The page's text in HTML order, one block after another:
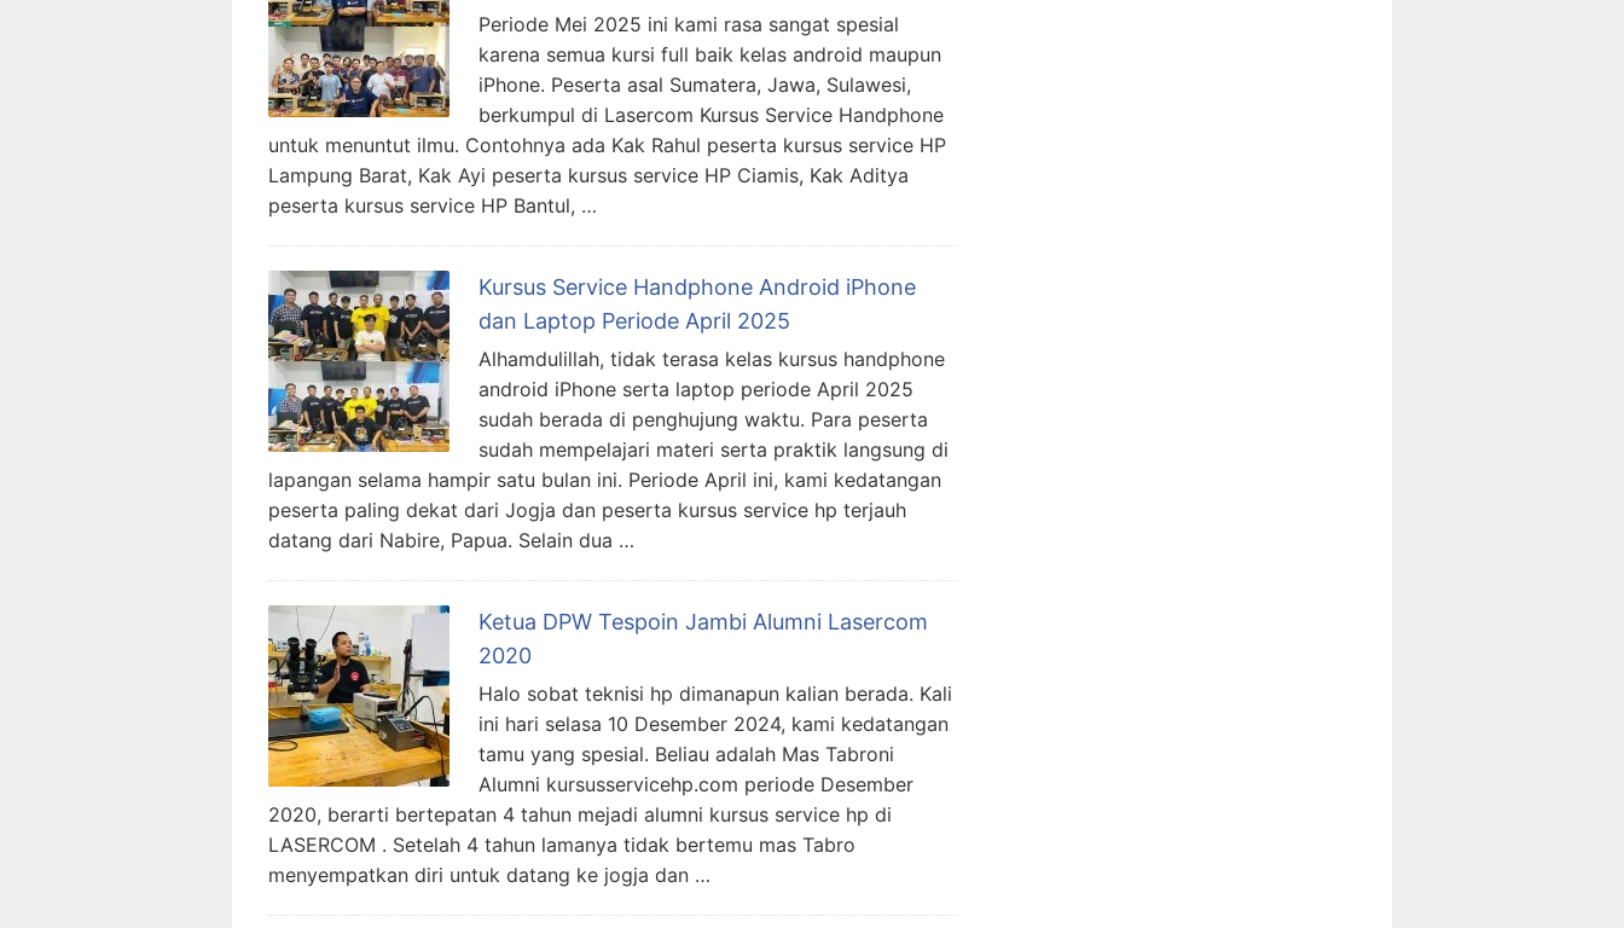
Periode Mei 2025 ini kami rasa sangat spesial
karena semua kursi full baik kelas android maupun
iPhone. Peserta asal Sumatera, Jawa, Sulawesi,
berkumpul di Lasercom Kursus Service Handphone
untuk menuntut ilmu. Contohnya ada Kak Rahul peserta kursus service HP
Lampung Barat, Kak Ayi peserta kursus service HP Ciamis, Kak Aditya
peserta kursus service HP Bantul, …
Kursus Service Handphone Android iPhone
dan Laptop Periode April 2025
Alhamdulillah, tidak terasa kelas kursus handphone
android iPhone serta laptop periode April 2025
sudah berada di penghujung waktu. Para peserta
sudah mempelajari materi serta praktik langsung di
lapangan selama hampir satu bulan ini. Periode April ini, kami kedatangan
peserta paling dekat dari Jogja dan peserta kursus service hp terjauh
datang dari Nabire, Papua. Selain dua …
Ketua DPW Tespoin Jambi Alumni Lasercom
2020
Halo sobat teknisi hp dimanapun kalian berada. Kali
ini hari selasa 10 Desember 2024, kami kedatangan
tamu yang spesial. Beliau adalah Mas Tabroni
Alumni kursusservicehp.com periode Desember
2020, berarti bertepatan 4 tahun mejadi alumni kursus service hp di
LASERCOM . Setelah 4 tahun lamanya tidak bertemu mas Tabro
menyempatkan diri untuk datang ke jogja dan …